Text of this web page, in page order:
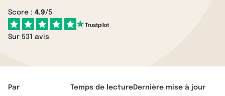
Score : 4.9/5
Sur 531 avis
Par Temps de lectureDernière mise à jour